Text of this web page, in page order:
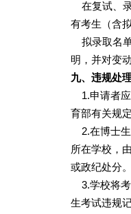
在复试、
有考生（含
拟录取名
明，并对变
九、违规处
1.申请者
育部有关规
2.在博士
所在学校，
或政纪处分
3.学校将
生考试违规